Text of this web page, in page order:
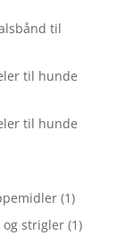
til
til hunde
til hunde
(1)
og strigler (1)